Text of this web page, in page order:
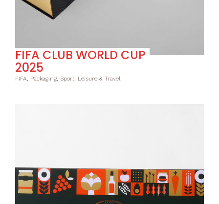
FIFA CLUB WORLD CUP
2025
FIFA, Packaging, Sport, Leisure & Travel